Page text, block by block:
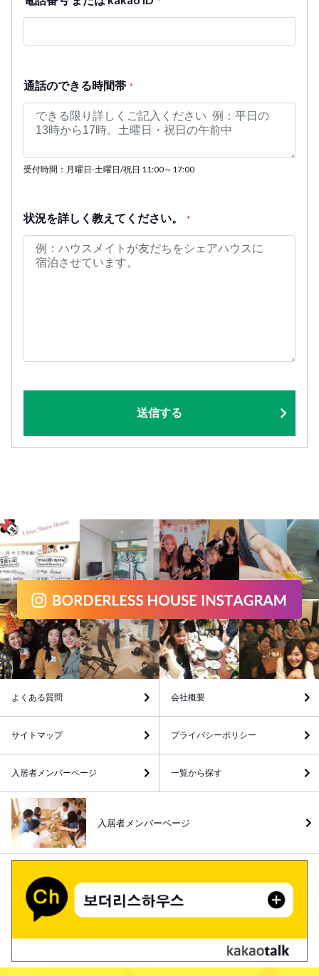
通話のできる時間帯 *
受付時間：月曜日-土曜日/祝日 11:00～17:00
状況を詳しく教えてください。 *
送信する
よくある質問 会社概要
サイトマップ プライバシーポリシー
入居者メンバーページ 一覧から探す
入居者メンバーページ